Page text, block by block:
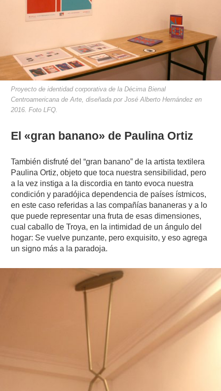
Proyecto de identidad corporativa de la Décima Bienal
Centroamericana de Arte, diseñada por José Alberto Hernández en
2016. Foto LFQ.
El «gran banano» de Paulina Ortiz
También disfruté del “gran banano” de la artista textilera
Paulina Ortiz, objeto que toca nuestra sensibilidad, pero
a la vez instiga a la discordia en tanto evoca nuestra
condición y paradójica dependencia de países ístmicos,
en este caso referidas a las compañías bananeras y a lo
que puede representar una fruta de esas dimensiones,
cual caballo de Troya, en la intimidad de un ángulo del
hogar: Se vuelve punzante, pero exquisito, y eso agrega
un signo más a la paradoja.